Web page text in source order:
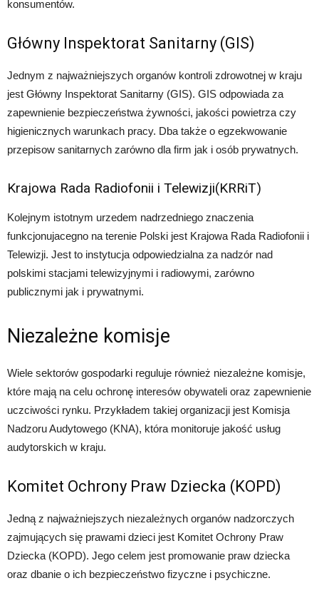
konsumentów.
Główny Inspektorat Sanitarny (GIS)
Jednym z najważniejszych organów kontroli zdrowotnej w kraju
jest Główny Inspektorat Sanitarny (GIS). GIS odpowiada za
zapewnienie bezpieczeństwa żywności, jakości powietrza czy
higienicznych warunkach pracy. Dba także o egzekwowanie
przepisow sanitarnych zarówno dla firm jak i osób prywatnych.
Krajowa Rada Radiofonii i Telewizji(KRRiT)
Kolejnym istotnym urzedem nadrzedniego znaczenia
funkcjonujacegno na terenie Polski jest Krajowa Rada Radiofonii i
Telewizji. Jest to instytucja odpowiedzialna za nadzór nad
polskimi stacjami telewizyjnymi i radiowymi, zarówno
publicznymi jak i prywatnymi.
Niezależne komisje
Wiele sektorów gospodarki reguluje również niezależne komisje,
które mają na celu ochronę interesów obywateli oraz zapewnienie
uczciwości rynku. Przykładem takiej organizacji jest Komisja
Nadzoru Audytowego (KNA), która monitoruje jakość usług
audytorskich w kraju.
Komitet Ochrony Praw Dziecka (KOPD)
Jedną z najważniejszych niezależnych organów nadzorczych
zajmujących się prawami dzieci jest Komitet Ochrony Praw
Dziecka (KOPD). Jego celem jest promowanie praw dziecka
oraz dbanie o ich bezpieczeństwo fizyczne i psychiczne.